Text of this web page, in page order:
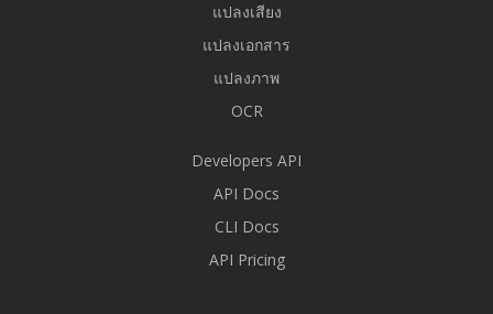
แปลงเสียง
แปลงเอกสาร
แปลงภาพ
OCR
Developers API
API Docs
CLI Docs
API Pricing